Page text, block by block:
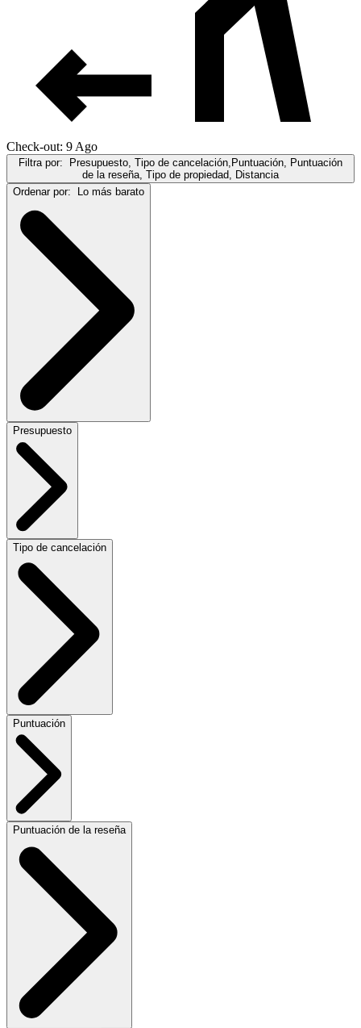
Check-out: 9 Ago
Filtra por:
Presupuesto, Tipo de cancelación,Puntuación, Puntuación
de la reseña, Tipo de propiedad, Distancia
Ordenar por:
Lo más barato
Presupuesto
Tipo de cancelación
Puntuación
Puntuación de la reseña